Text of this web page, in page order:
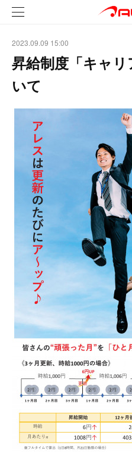
2023.09.09 15:00
昇給制度「キャ
いて